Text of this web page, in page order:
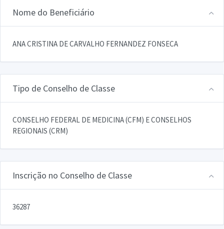
Nome do Beneficiário
ANA CRISTINA DE CARVALHO FERNANDEZ FONSECA
Tipo de Conselho de Classe
CONSELHO FEDERAL DE MEDICINA (CFM) E CONSELHOS
REGIONAIS (CRM)
Inscrição no Conselho de Classe
36287